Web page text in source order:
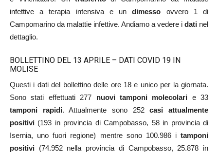
infettive a terapia intensiva e undimesso ovvero 1 di
Campomarino da malattie infettive. Andiamo a vedere i dati nel
dettaglio.
BOLLETTINO DEL 13 APRILE – DATI COVID 19 IN
MOLISE
Questi i dati del bollettino delle ore 18 e unico per la giornata.
Sono stati effettuati 277 nuovi tamponi molecolari e 33
tamponi rapidi. Attualmente sono 252casi attualmente
positivi (193 in provincia di Campobasso, 58 in provincia di
Isernia, uno fuori regione) mentre sono 100.986 i tamponi
positivi (74.952 nella provincia di Campobasso, 25.878 in